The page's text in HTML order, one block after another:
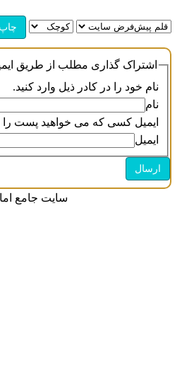
اشتراک گذاری مطلب از طریق
نام خود را در کادر ذیل وارد کنید.
نام
ایمیل کسی که می خواهید پست را
ایمیل
سایت جامع